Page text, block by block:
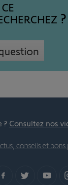
? Consultez nos
conseils et bons